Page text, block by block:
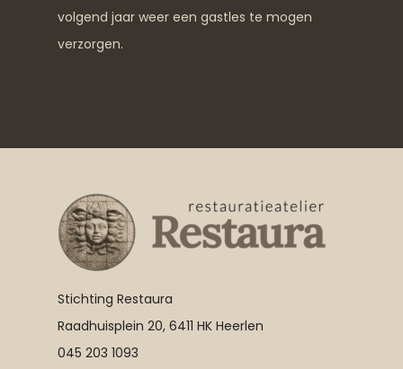
volgend jaar weer een gastles te mogen
verzorgen.
Stichting Restaura
Raadhuisplein 20, 6411 HK Heerlen
045 203 1093